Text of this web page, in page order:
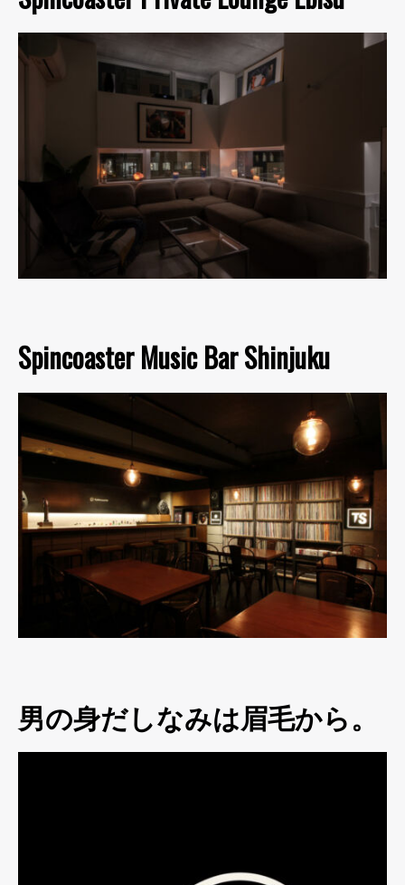
Spincoaster Music Bar Shinjuku
男の身だしなみは眉毛から。